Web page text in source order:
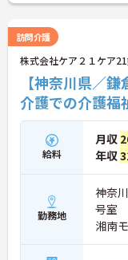
訪問介護
株式会社ケア２１ケア
【神奈川県／
介護での介護福
給料
月収
年収
勤務地
神奈
号室
湘南
駅」